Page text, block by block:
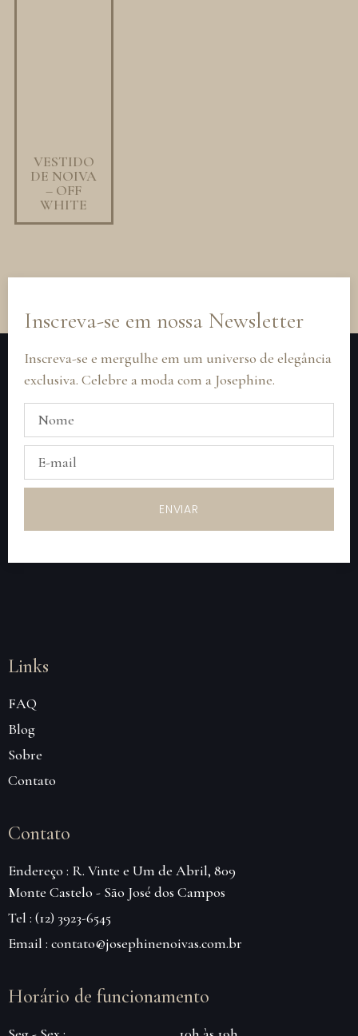
VESTIDO
DE NOIVA
– OFF
WHITE
Inscreva-se em nossa Newsletter
Inscreva-se e mergulhe em um universo de elegância
exclusiva. Celebre a moda com a Josephine.
ENVIAR
Links
FAQ
Blog
Sobre
Contato
Contato
Endereço : R. Vinte e Um de Abril, 809
Monte Castelo - São José dos Campos
Tel : (12) 3923-6545
Email : contato@josephinenoivas.com.br
Horário de funcionamento